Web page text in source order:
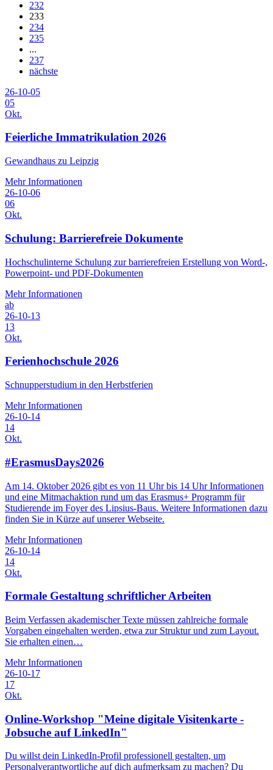
232
233
234
235
...
237
nächste
26-10-05
05
Okt.
Feierliche Immatrikulation 2026
Gewandhaus zu Leipzig
Mehr Informationen
26-10-06
06
Okt.
Schulung: Barrierefreie Dokumente
Hochschulinterne Schulung zur barrierefreien Erstellung von Word-,
Powerpoint- und PDF-Dokumenten
Mehr Informationen
ab
26-10-13
13
Okt.
Ferienhochschule 2026
Schnupperstudium in den Herbstferien
Mehr Informationen
26-10-14
14
Okt.
#ErasmusDays2026
Am 14. Oktober 2026 gibt es von 11 Uhr bis 14 Uhr Informationen
und eine Mitmachaktion rund um das Erasmus+ Programm für
Studierende im Foyer des Lipsius-Baus. Weitere Informationen dazu
finden Sie in Kürze auf unserer Webseite.
Mehr Informationen
26-10-14
14
Okt.
Formale Gestaltung schriftlicher Arbeiten
Beim Verfassen akademischer Texte müssen zahlreiche formale
Vorgaben eingehalten werden, etwa zur Struktur und zum Layout.
Sie erhalten einen…
Mehr Informationen
26-10-17
17
Okt.
Online-Workshop "Meine digitale Visitenkarte -
Jobsuche auf LinkedIn"
Du willst dein LinkedIn-Profil professionell gestalten, um
Personalverantwortliche auf dich aufmerksam zu machen? Du